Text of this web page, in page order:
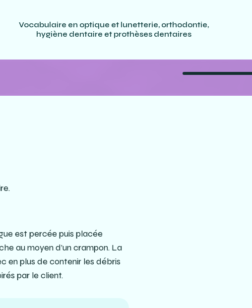
Vocabulaire en optique et lunetterie, orthodontie,
hygiène dentaire et prothèses dentaires
est percée puis placée
au moyen d’un crampon. La
en plus de contenir les débris
par le client.